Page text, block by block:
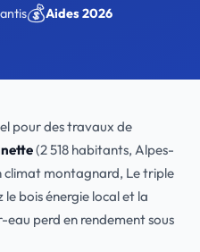
💰Aides 2026
pour des travaux de
(2 518 habitants, Alpes-
climat montagnard, Le triple
bois énergie local et la
eau perd en rendement sous